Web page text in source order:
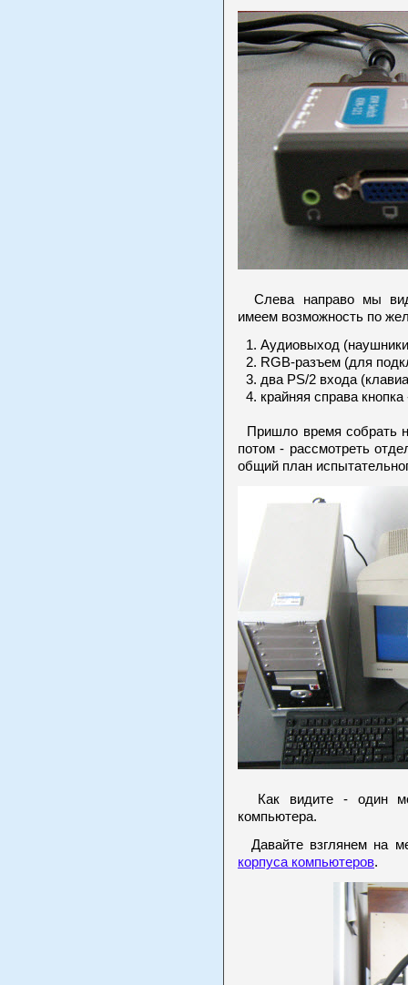
Слева направо мы
имеем возможность по
Аудиовыход
RGB-разъем (для
два PS/2 входа
крайняя справа
Пришло время собрать
потом - рассмотреть
общий план
Как видите - один
компьютера.
Давайте взглянем на
корпуса компьютеров.